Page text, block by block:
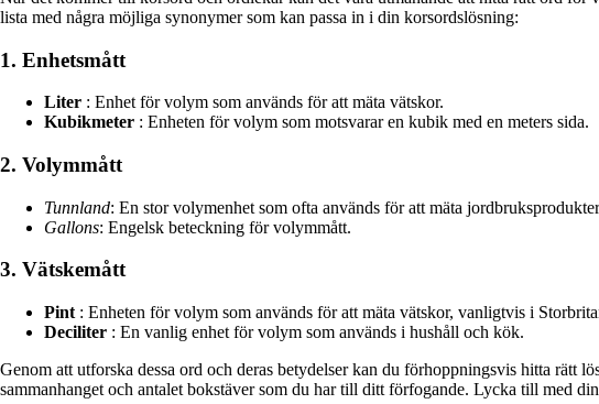
lista med några möjliga synonymer som kan passa in i din korsordslösning:
1. Enhetsmått
Liter : Enhet för volym som används för att mäta vätskor.
Kubikmeter : Enheten för volym som motsvarar en kubik med en meters sida.
2. Volymmått
Tunnland: En stor volymenhet som ofta används för att mäta
Gallons: Engelsk beteckning för volymmått.
3. Vätskemått
Pint : Enheten för volym som används för att mäta vätskor, vanligtvis i
Deciliter : En vanlig enhet för volym som används i hushåll och kök.
Genom att utforska dessa ord och deras betydelser kan du förhoppningsvis hitta rätt
sammanhanget och antalet bokstäver som du har till ditt förfogande. Lycka till med